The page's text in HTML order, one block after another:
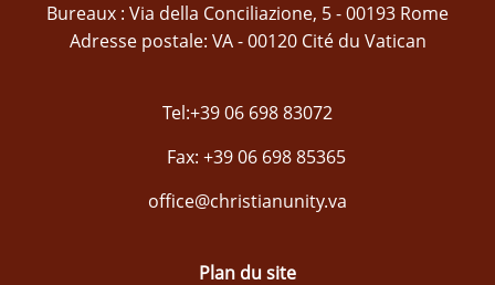
Bureaux : Via della Conciliazione, 5 - 00193 Rome
Adresse postale: VA - 00120 Cité du Vatican
Tel:+39 06 698 83072
Fax: +39 06 698 85365
office@christianunity.va
Plan du site